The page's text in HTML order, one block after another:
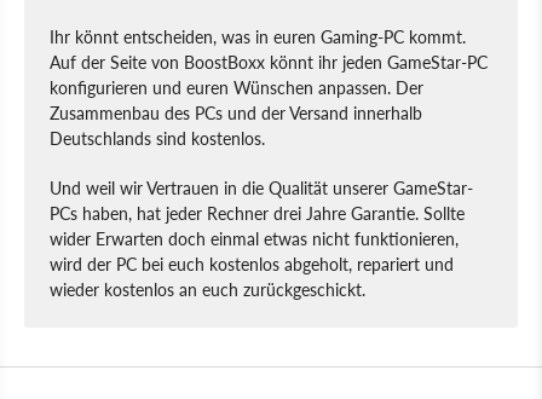
Ihr könnt entscheiden, was in euren Gaming-PC kommt.
Auf der Seite von BoostBoxx könnt ihr jeden GameStar-PC
konfigurieren und euren Wünschen anpassen. Der
Zusammenbau des PCs und der Versand innerhalb
Deutschlands sind kostenlos.
Und weil wir Vertrauen in die Qualität unserer GameStar-
PCs haben, hat jeder Rechner drei Jahre Garantie. Sollte
wider Erwarten doch einmal etwas nicht funktionieren,
wird der PC bei euch kostenlos abgeholt, repariert und
wieder kostenlos an euch zurückgeschickt.